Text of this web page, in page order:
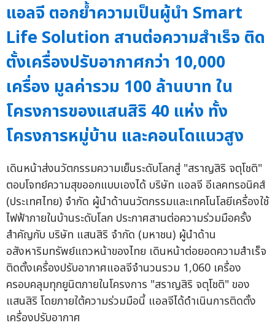
แอลจี ตอกย้ำความเป็นผู้นำ Smart
Life Solution สานต่อความสำเร็จ ติด
ตั้งเครื่องปรับอากาศกว่า 10,000
เครื่อง มูลค่ารวม 100 ล้านบาท ใน
โครงการของแสนสิริ 40 แห่ง ทั้ง
โครงการหมู่บ้าน และคอนโดแนวสูง
เดินหน้าส่งนวัตกรรมความเย็นระดับโลกสู่ "สราญสิริ จตุโชติ"
ตอบโจทย์ความสุขออกแบบเองได้ บริษัท แอลจี อีเลคทรอนิคส์
(ประเทศไทย) จำกัด ผู้นำด้านนวัตกรรมและเทคโนโลยีเครื่องใช้
ไฟฟ้าภายในบ้านระดับโลก ประกาศสานต่อความร่วมมือครั้ง
สำคัญกับ บริษัท แสนสิริ จำกัด (มหาชน) ผู้นำด้าน
อสังหาริมทรัพย์แถวหน้าของไทย เดินหน้าต่อยอดความสำเร็จ
ติดตั้งเครื่องปรับอากาศแอลจีจำนวนรวม 1,060 เครื่อง
ครอบคลุมทุกยูนิตภายในโครงการ "สราญสิริ จตุโชติ" ของ
แสนสิริ โดยภายใต้ความร่วมมือนี้ แอลจีได้ดำเนินการติดตั้ง
เครื่องปรับอากาศ